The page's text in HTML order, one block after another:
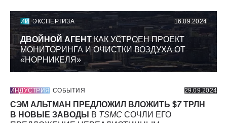
ИИ ЭКСПЕРТИЗА 16.09.2024
ДВОЙНОЙ АГЕНТКАК УСТРОЕН ПРОЕКТ
МОНИТОРИНГА И ОЧИСТКИ ВОЗДУХА ОТ
«НОРНИКЕЛЯ»
ИНДУСТРИЯ СОБЫТИЯ 29.09.2024
СЭМ АЛЬТМАН ПРЕДЛОЖИЛ ВЛОЖИТЬ $7ТРЛН
В НОВЫЕ ЗАВОДЫ
В TSMC СОЧЛИ ЕГО